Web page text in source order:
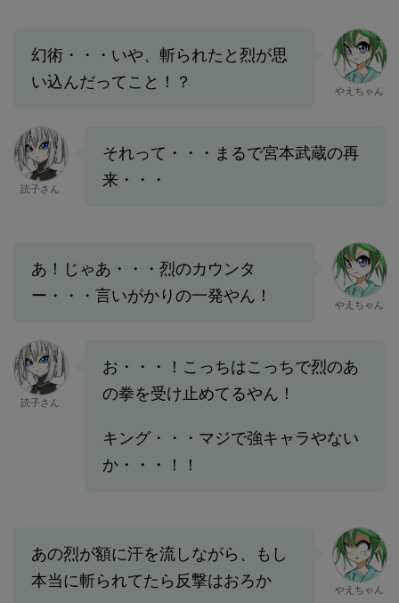
幻術・・・いや、斬られたと烈が思
い込んだってこと！？
やえちゃん
読子さん
それって・・・まるで宮本武蔵の再
来・・・
あ！じゃあ・・・烈のカウンタ
ー・・・言いがかりの一発やん！
やえちゃん
読子さん
お・・・！こっちはこっちで烈のあ
の拳を受け止めてるやん！
キング・・・マジで強キャラやない
か・・・！！
あの烈が額に汗を流しながら、もし
本当に斬られてたら反撃はおろか
やえちゃん